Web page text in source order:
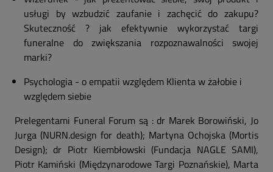
usługi by wzbudzić zaufanie i zachęcić do zakupu?
Skuteczność ? jak efektywnie wykorzystać targi
funeralne do zwiększania rozpoznawalności swojej
marki?
Psychologia - o empatii względem Klienta w żałobie i
względem siebie
Prelegentami Funeral Forum są : dr Marek Borowiński, Jo
Jurga (NURN.design for death); Martyna Ochojska (Mortis
Design); dr Piotr Kiembłowski (Fundacja NAGLE SAMI),
Piotr Kamiński (Międzynarodowe Targi Poznańskie), Marta